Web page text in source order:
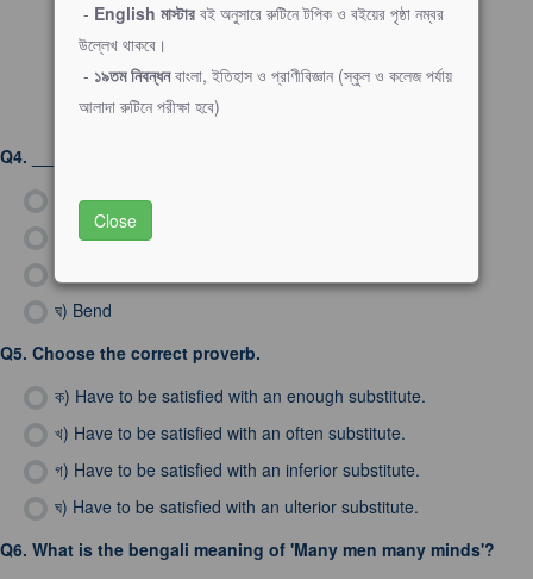
Q4.
Twist
Snap
গ)
ঘ) Bend
Q5. Choose the correct proverb.
ক) Have to be satisfied with an enough substitute.
খ) Have to be satisfied with an often substitute.
গ) Have to be satisfied with an inferior substitute.
ঘ) Have to be satisfied with an ulterior substitute.
Q6. What is the bengali meaning of 'Many men many minds'?
- English মাস্টারবই অনুসারে রুটিনে টপিক ও বইয়ের পৃষ্ঠা নম্বর
উল্লেখ থাকবে।
- ১৯তম নিবন্ধনবাংলা, ইতিহাস ও প্রাণীবিজ্ঞান (স্কুল ও কলেজ পর্যায়
আলাদা রুটিনে পরীক্ষা হবে)
Close